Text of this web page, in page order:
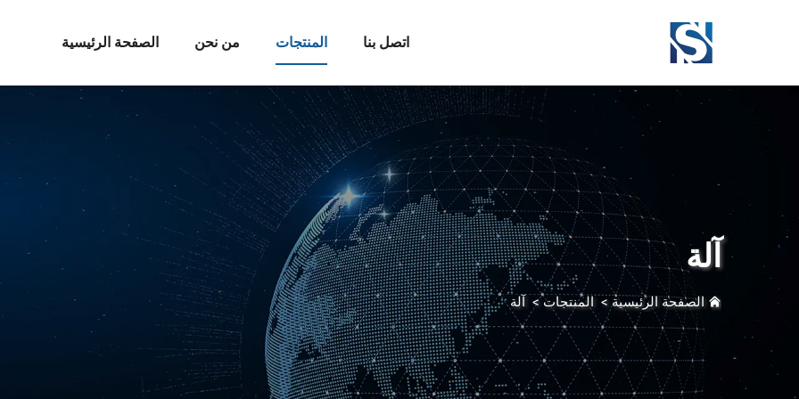
الصفحة الرئيسية من نحن المنتجات اتصل بنا
آلة
الصفحة الرئيسية > المنتجات> آلة